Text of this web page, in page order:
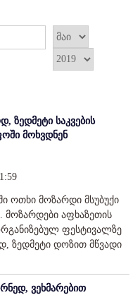
ზედმეტი საკვების
მოხვდნენ
ოთხი მოზარდი მსუბუქი
მოზარდები აფხაზეთის
ფესტივალზე
ზედმეტი დოზით მწვადი
ვეხმარებით